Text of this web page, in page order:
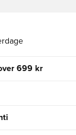
699 kr